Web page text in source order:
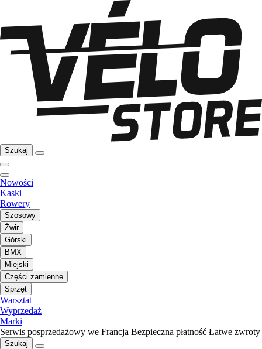
Szukaj
Nowości
Kaski
Rowery
Szosowy
Żwir
Górski
BMX
Miejski
Części zamienne
Sprzęt
Warsztat
Wyprzedaż
Marki
Serwis posprzedażowy we Francja Bezpieczna płatność Łatwe zwroty
Szukaj